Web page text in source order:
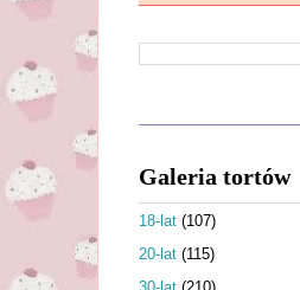
Galeria tortów
18-lat (107)
20-lat (115)
30-lat (210)